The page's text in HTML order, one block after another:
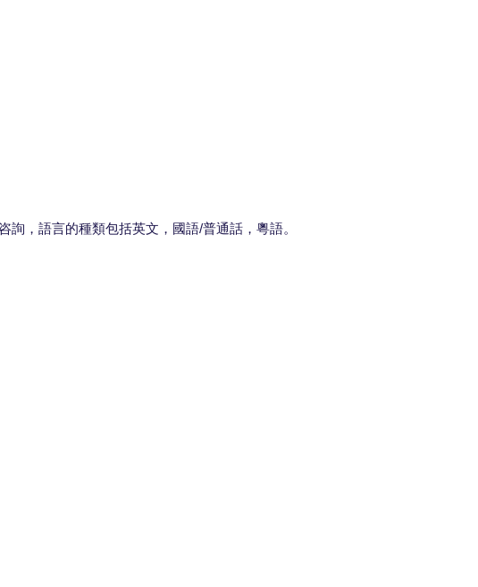
，語言的種類包括英文，國語/普通話，粵語。